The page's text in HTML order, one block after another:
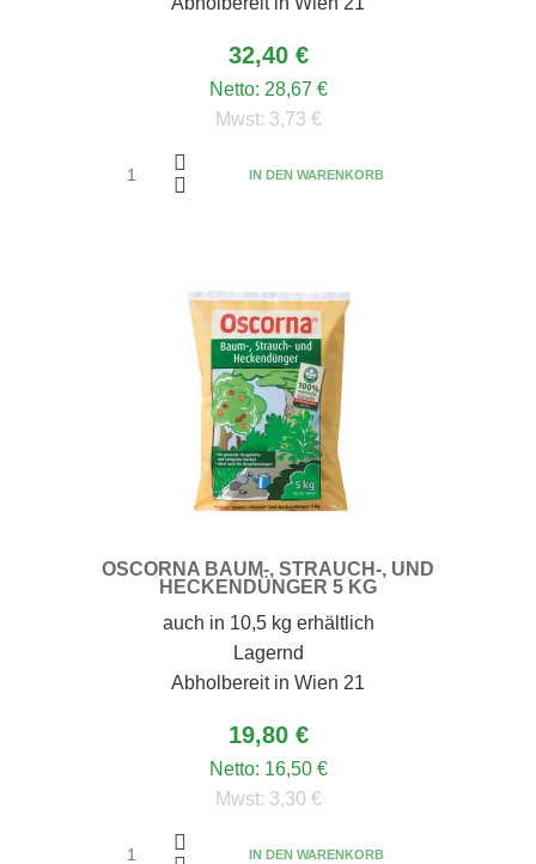
32,40 €
Netto: 28,67 €
Mwst: 3,73 €
IN DEN WARENKORB
OSCORNA BAUM-, STRAUCH-, UND
HECKENDÜNGER 5 KG
auch in 10,5 kg erhältlich
Lagernd
Abholbereit in Wien 21
19,80 €
Netto: 16,50 €
Mwst: 3,30 €
IN DEN WARENKORB